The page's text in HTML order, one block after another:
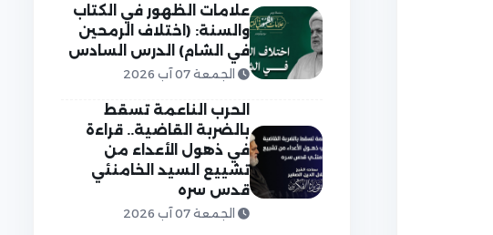
علامات الظهور في الكتاب
والسنة: (اختلاف الرمحين
في الشام) الدرس السادس
الجمعة 07 آب 2026
الحرب الناعمة تسقط
بالضربة القاضية.. قراءة
في ذهول الأعداء من
تشييع السيد الخامنئي
قدس سره
الجمعة 07 آب 2026